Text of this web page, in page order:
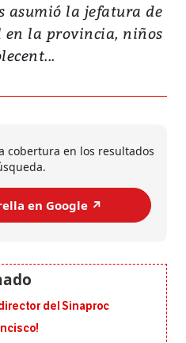
asumió la jefatura de
la provincia, niños
cobertura en los resultados
en Google ↗️
del Sinaproc